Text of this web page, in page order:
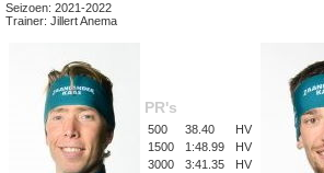
Seizoen: 2021-2022
Trainer: Jillert Anema
PR's
500 38.40
HV
1500
1:48.99
HV
3000
3:41.35
HV